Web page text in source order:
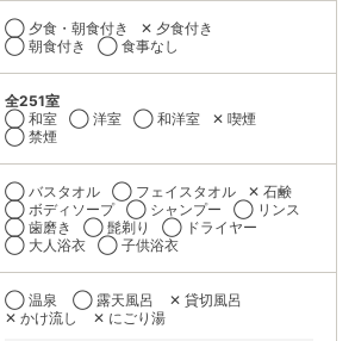
◯ 夕食・朝食付き
✕ 夕食付き
◯ 朝食付き
◯ 食事なし
全251室
◯ 和室
◯ 洋室 ◯ 和洋室
✕ 喫煙
◯ 禁煙
◯ バスタオル ◯ フェイスタオル
✕ 石鹸
◯ ボディソープ
◯ シャンプー
◯ リンス
◯ 歯磨き
◯ 髭剃り
◯ ドライヤー
◯ 大人浴衣
◯ 子供浴衣
◯ 温泉 ◯ 露天風呂
✕ 貸切風呂
✕ かけ流し
✕ にごり湯